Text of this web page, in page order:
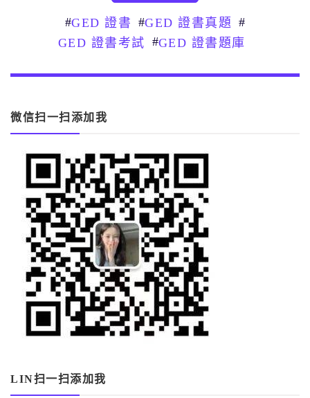
#GED 證書 #GED 證書真題 #
GED 證書考試 #GED 證書題庫
微信扫一扫添加我
LIN扫一扫添加我